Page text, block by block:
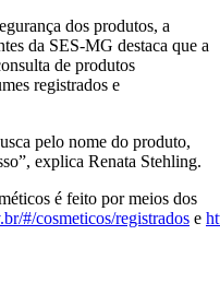
dos produtos, a
da SES-MG destaca que a
de produtos
registrados e
pelo nome do produto,
explica Renata Stehling.
é feito por meios dos
#/cosmeticos/registrados e